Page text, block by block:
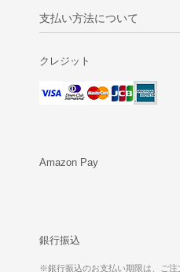
支払い方法について
クレジット
Amazon Pay
銀行振込
※銀行振込のお支払い期限は、ご